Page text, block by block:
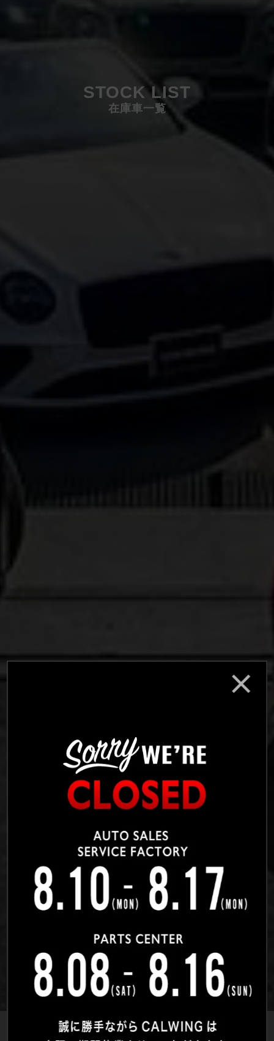
STOCK LIST
在庫車一覧